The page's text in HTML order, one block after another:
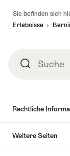
Sie befinden sich
Erlebnisse
SucheSuche
Rechtliche
Weitere Seiten